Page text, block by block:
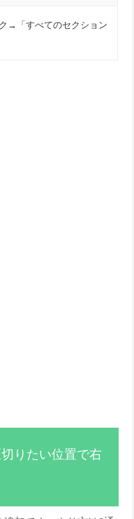
→「すべてのセクション
りたい位置で右